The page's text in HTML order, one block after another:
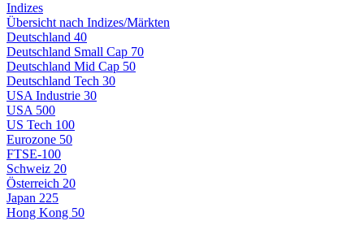
Indizes
Übersicht nach Indizes/Märkten
Deutschland 40
Deutschland Small Cap 70
Deutschland Mid Cap 50
Deutschland Tech 30
USA Industrie 30
USA 500
US Tech 100
Eurozone 50
FTSE-100
Schweiz 20
Österreich 20
Japan 225
Hong Kong 50